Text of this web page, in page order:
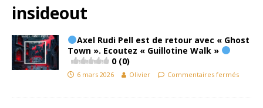
insideout
Axel Rudi Pell est de retour avec « Ghost
Town ». Ecoutez « Guillotine Walk »
0 (0)
6 mars 2026 Olivier Commentaires fermés